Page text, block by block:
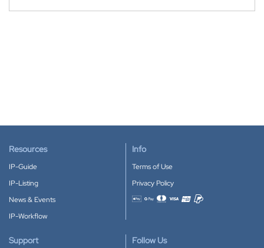
Resources
IP-Guide
IP-Listing
News & Events
IP-Workflow
Info
Terms of Use
Privacy Policy
Accepted payment methods
Support Follow Us